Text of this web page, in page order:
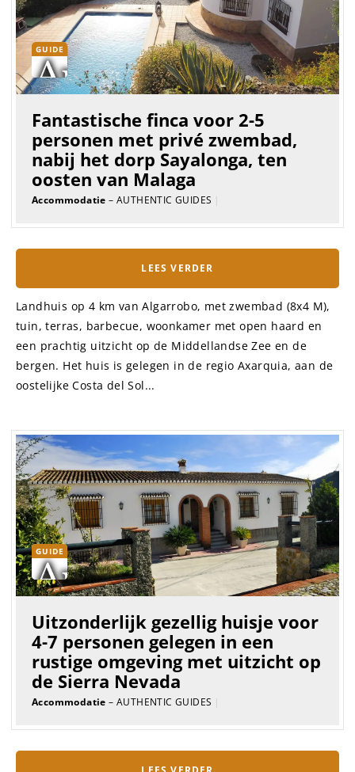
GUIDE
Fantastische finca voor 2-5
personen met privé zwembad,
nabij het dorp Sayalonga, ten
oosten van Malaga
Accommodatie – AUTHENTIC GUIDES |
LEES VERDER
Landhuis op 4 km van Algarrobo, met zwembad (8x4 M),
tuin, terras, barbecue, woonkamer met open haard en
een prachtig uitzicht op de Middellandse Zee en de
bergen. Het huis is gelegen in de regio Axarquia, aan de
oostelijke Costa del Sol...
GUIDE
Uitzonderlijk gezellig huisje voor
4-7 personen gelegen in een
rustige omgeving met uitzicht op
de Sierra Nevada
Accommodatie – AUTHENTIC GUIDES |